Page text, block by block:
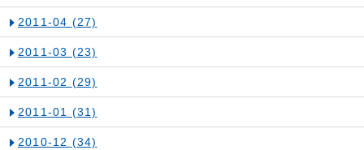
2011-04 (27)
2011-03 (23)
2011-02 (29)
2011-01 (31)
2010-12 (34)